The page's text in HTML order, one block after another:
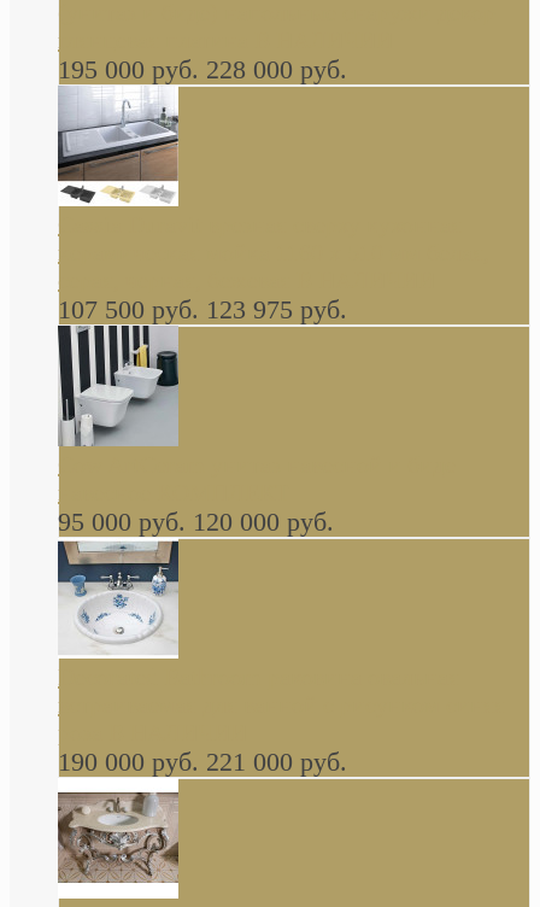
глянцевая платина В НАЛИЧИИ
195 000 руб. 228 000 руб.
керамическая мойка 1160 x 510 мм белая,
серая, черная, бежевая В НАЛИЧИИ
107 500 руб. 123 975 руб.
навесное КОМПЛЕКТ
95 000 руб. 120 000 руб.
Decorated Bathroom раковина овальная
встраиваемая для ванной с рисунком синяя
роза В НАЛИЧИИ
190 000 руб. 221 000 руб.